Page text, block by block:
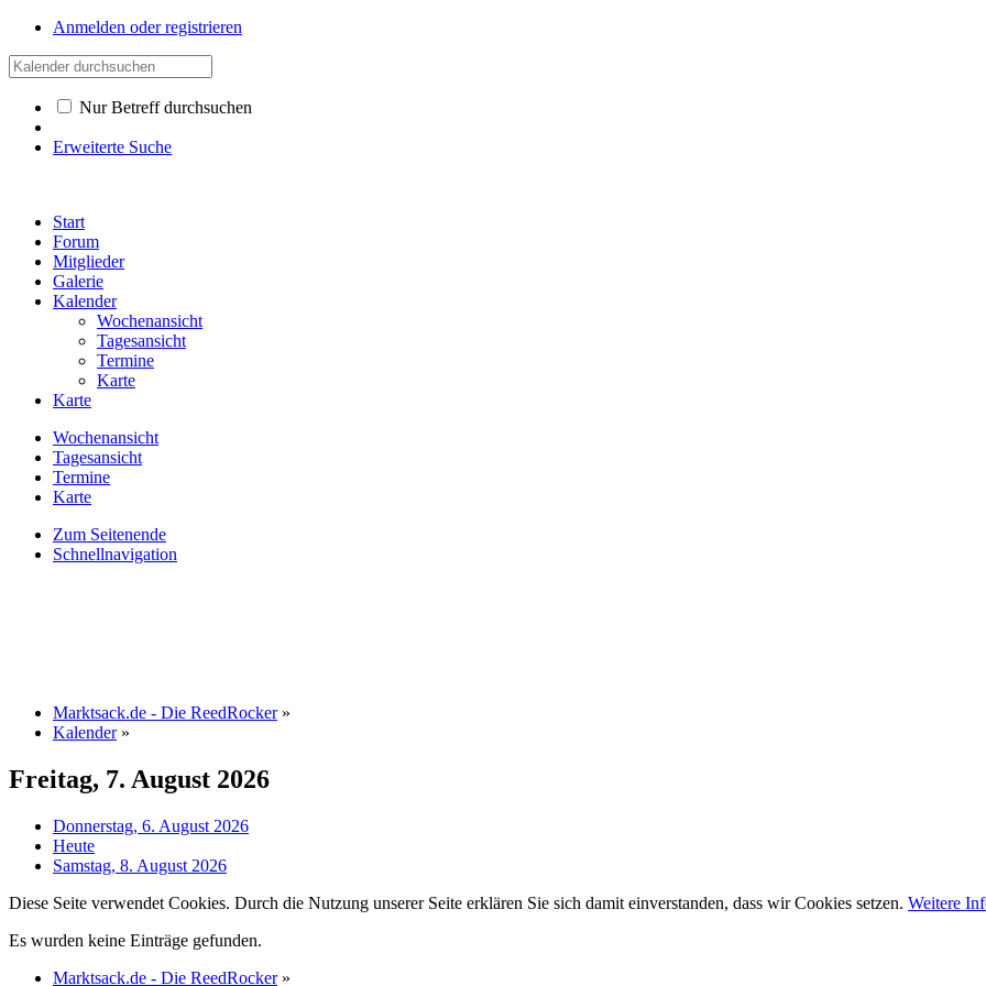
Anmelden oder registrieren
Nur Betreff durchsuchen
Erweiterte Suche
Start
Forum
Mitglieder
Galerie
Kalender
Wochenansicht
Tagesansicht
Termine
Karte
Karte
Wochenansicht
Tagesansicht
Termine
Karte
Zum Seitenende
Schnellnavigation
Marktsack.de - Die ReedRocker »
Kalender »
Freitag, 7. August 2026
Donnerstag, 6. August 2026
Heute
Samstag, 8. August 2026
Diese Seite verwendet Cookies. Durch die Nutzung unserer Seite erklären Sie sich damit einverstanden, dass wir Cookies setzen. Weitere
Es wurden keine Einträge gefunden.
Marktsack.de - Die ReedRocker »